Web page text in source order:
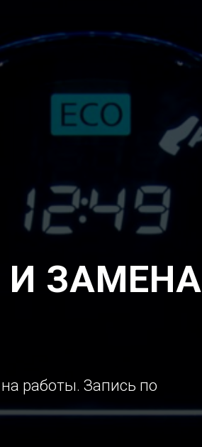
ЗАМЕНА
работы. Запись по